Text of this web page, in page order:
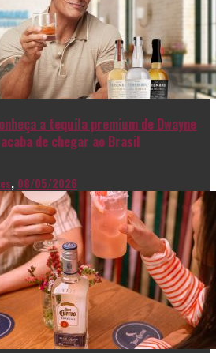
a tequila premium de Dwayne
de chegar ao Brasil
, 08/05/2026